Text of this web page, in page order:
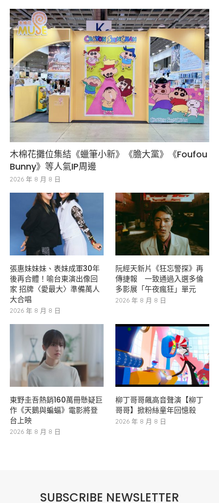
木棉花攤位集結《蠟筆小新》《膽大黨》《Foufou
Bunny》等人氣IP周邊
2026 年 8 月 8 日
張惠妹妹妹、表妹成軍30年
後再合體！喻台東演出像回
家 招牌〈愛最大〉準備萬人
大合唱
2026 年 8 月 8 日
阮經天新片《狂忘警探》再
傳捷報 一致通過入選多倫
多影展「午夜瘋狂」單元
2026 年 8 月 8 日
東野圭吾熱銷160萬冊懸疑巨
作《天鵝與蝙蝠》電影將登
台上映
2026 年 8 月 8 日
柳丁哥哥飆高音聲演【柳丁
哥哥】掀粉絲童年回憶殺
2026 年 8 月 8 日
SUBSCRIBE NEWSLETTER